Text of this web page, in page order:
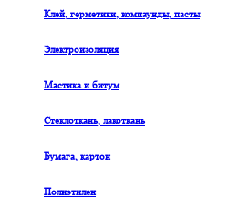
Клей, герметики, компаунды, пасты
Электроизоляция
Мастика и битум
Стеклоткань, лакоткань
Бумага, картон
Полиэтилен